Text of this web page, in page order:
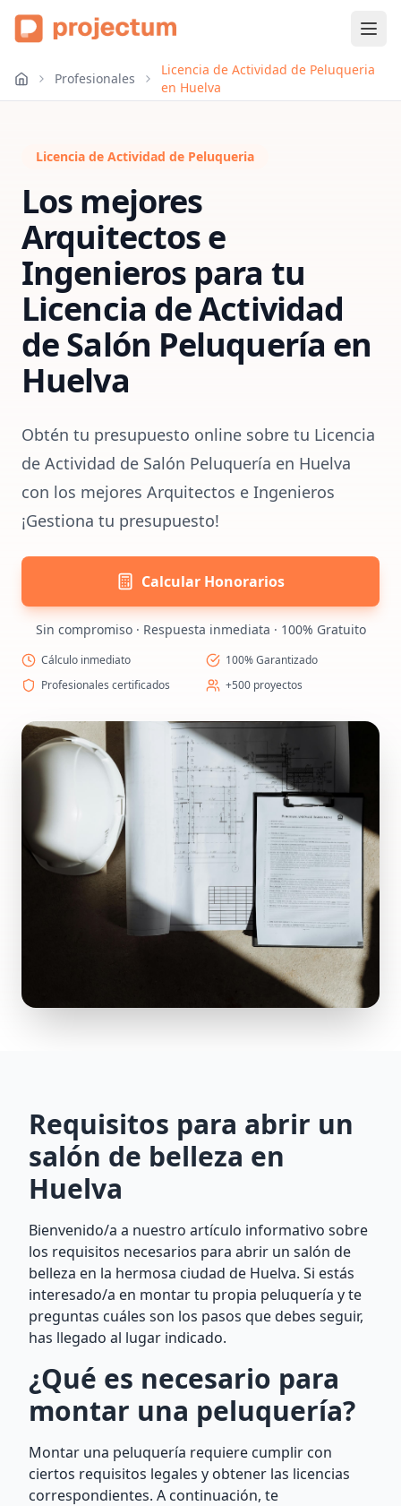
Profesionales
Licencia de Actividad de Peluqueria
en Huelva
Licencia de Actividad de Peluqueria
Los mejores
Arquitectos e
Ingenieros para tu
Licencia de Actividad
de Salón Peluquería en
Huelva
Obtén tu presupuesto online sobre tu Licencia
de Actividad de Salón Peluquería en Huelva
con los mejores Arquitectos e Ingenieros
¡Gestiona tu presupuesto!
Calcular Honorarios
Sin compromiso · Respuesta inmediata · 100% Gratuito
Cálculo inmediato
100% Garantizado
Profesionales certificados
+500 proyectos
Requisitos para abrir un
salón de belleza en
Huelva
Bienvenido/a a nuestro artículo informativo sobre
los requisitos necesarios para abrir un salón de
belleza en la hermosa ciudad de Huelva. Si estás
interesado/a en montar tu propia peluquería y te
preguntas cuáles son los pasos que debes seguir,
has llegado al lugar indicado.
¿Qué es necesario para
montar una peluquería?
Montar una peluquería requiere cumplir con
ciertos requisitos legales y obtener las licencias
correspondientes. A continuación, te